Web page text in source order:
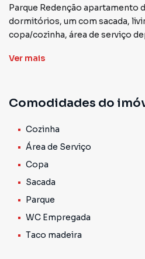
Parque Redenção apartamento de 79m² privativos, dois
dormitórios, um com sacada,
copa/cozinha, área de serviço
parquet. Prédio com elevador e
Ver mais
Comodidades do
Cozinha
Área de Serviço
Copa
Sacada
Parque
WC Empregada
Taco madeira